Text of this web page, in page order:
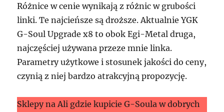
Różnice w cenie wynikają z różnic w grubości
linki. Te najcieńsze są droższe. Aktualnie YGK
G-Soul Upgrade x8 to obok Egi-Metal druga,
najczęściej używana przeze mnie linka.
Parametry użytkowe i stosunek jakości do ceny,
czynią z niej bardzo atrakcyjną propozycję.
Sklepy na Ali gdzie kupicie G-Soula w dobrych